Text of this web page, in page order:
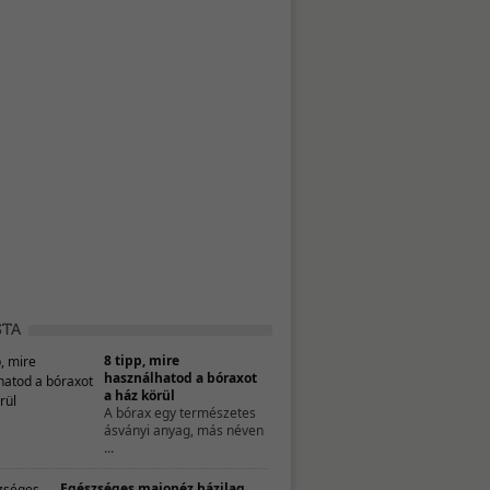
8 tipp, mire
használhatod a bóraxot
a ház körül
A bórax egy természetes
ásványi anyag, más néven
...